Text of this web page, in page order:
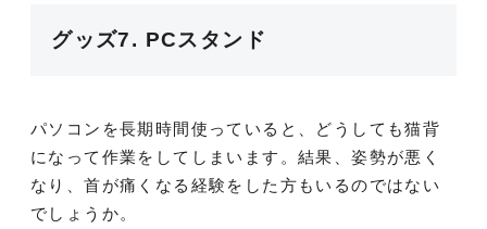
グッズ7. PCスタンド
パソコンを長期時間使っていると、どうしても猫背
になって作業をしてしまいます。結果、姿勢が悪く
なり、首が痛くなる経験をした方もいるのではない
でしょうか。